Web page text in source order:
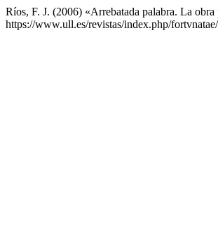
Ríos, F. J. (2006) «Arrebatada palabra. La
https://www.ull.es/revistas/index.php/